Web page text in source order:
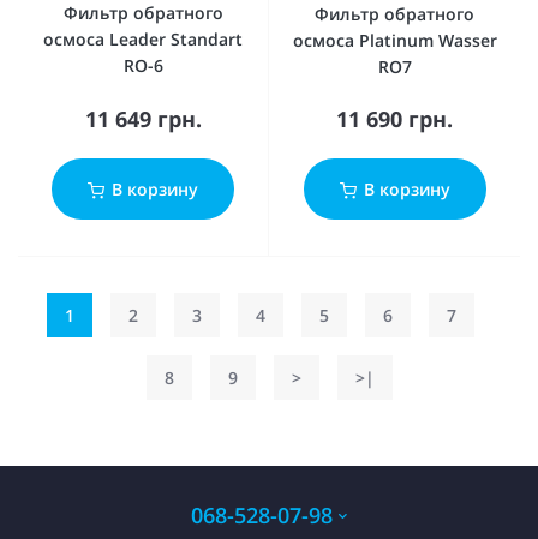
Фильтр обратного
осмоса Leader Standart
RO-6
11 649 грн.
В корзину
Фильтр обратного
осмоса Platinum Wasser
RO7
11 690 грн.
В корзину
1 2 3 4 5 6 7
8 9 > >|
068-528-07-98